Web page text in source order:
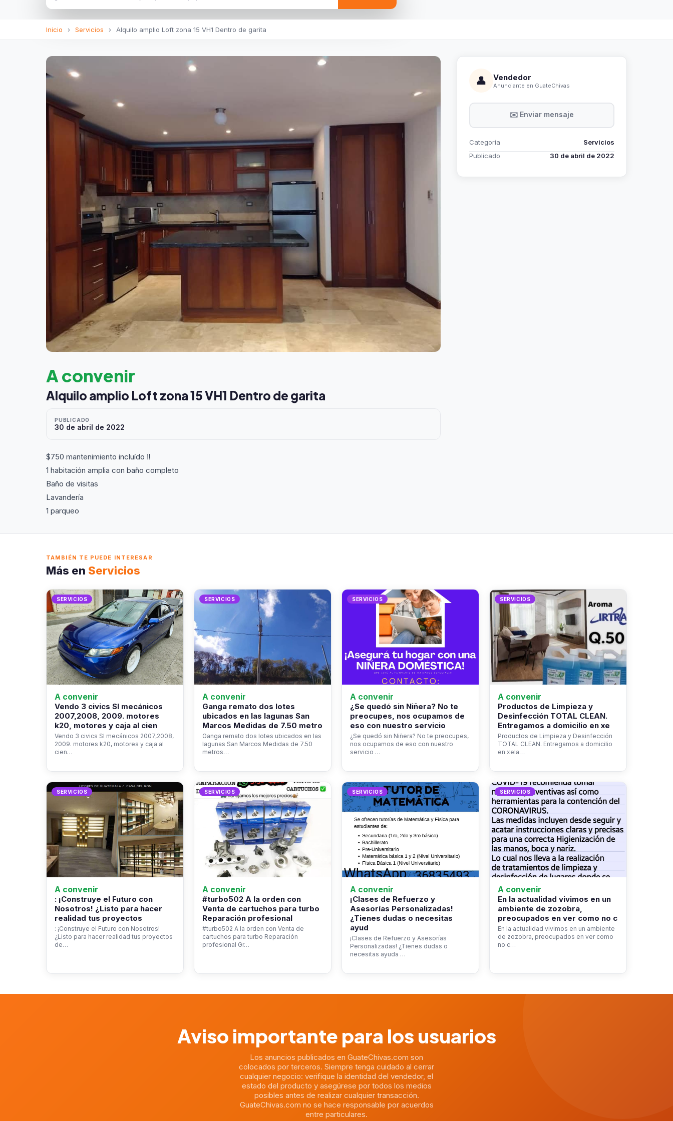
Inicio › Servicios › Alquilo amplio Loft zona 15 VH1 Dentro de garita
A convenir
Alquilo amplio Loft zona 15 VH1 Dentro de garita
PUBLICADO
30 de abril de 2022
$750 mantenimiento incluído ‼️
1 habitación amplia con baño completo
Baño de visitas
Lavandería
1 parqueo
👤 Vendedor
Anunciante en GuateChivas
✉️ Enviar mensaje
Categoría
Servicios
Publicado
30 de abril de 2022
TAMBIÉN TE PUEDE INTERESAR
Más en Servicios
SERVICIOS
A convenir
Vendo 3 civics SI mecánicos
2007,2008, 2009. motores
k20, motores y caja al cien
Vendo 3 civics SI mecánicos 2007,2008,
2009. motores k20, motores y caja al
cien…
SERVICIOS
A convenir
Ganga remato dos lotes
ubicados en las lagunas San
Marcos Medidas de 7.50 metro
Ganga remato dos lotes ubicados en las
lagunas San Marcos Medidas de 7.50
metros…
SERVICIOS
A convenir
¿Se quedó sin Niñera? No te
preocupes, nos ocupamos de
eso con nuestro servicio
¿Se quedó sin Niñera? No te preocupes,
nos ocupamos de eso con nuestro
servicio …
SERVICIOS
A convenir
Productos de Limpieza y
Desinfección TOTAL CLEAN.
Entregamos a domicilio en xe
Productos de Limpieza y Desinfección
TOTAL CLEAN. Entregamos a domicilio
en xela…
SERVICIOS
A convenir
: ¡Construye el Futuro con
Nosotros! ¿Listo para hacer
realidad tus proyectos
: ¡Construye el Futuro con Nosotros!
¿Listo para hacer realidad tus proyectos
de…
SERVICIOS
A convenir
#turbo502 A la orden con
Venta de cartuchos para turbo
Reparación profesional
#turbo502 A la orden con Venta de
cartuchos para turbo Reparación
profesional Gr…
SERVICIOS
A convenir
¡Clases de Refuerzo y
Asesorías Personalizadas!
¿Tienes dudas o necesitas
ayud
¡Clases de Refuerzo y Asesorías
Personalizadas! ¿Tienes dudas o
necesitas ayuda …
SERVICIOS
A convenir
En la actualidad vivimos en un
ambiente de zozobra,
preocupados en ver como no c
En la actualidad vivimos en un ambiente
de zozobra, preocupados en ver como
no c…
Aviso importante para los usuarios
Los anuncios publicados en GuateChivas.com son
colocados por terceros. Siempre tenga cuidado al cerrar
cualquier negocio: verifique la identidad del vendedor, el
estado del producto y asegúrese por todos los medios
posibles antes de realizar cualquier transacción.
GuateChivas.com no se hace responsable por acuerdos
entre particulares.